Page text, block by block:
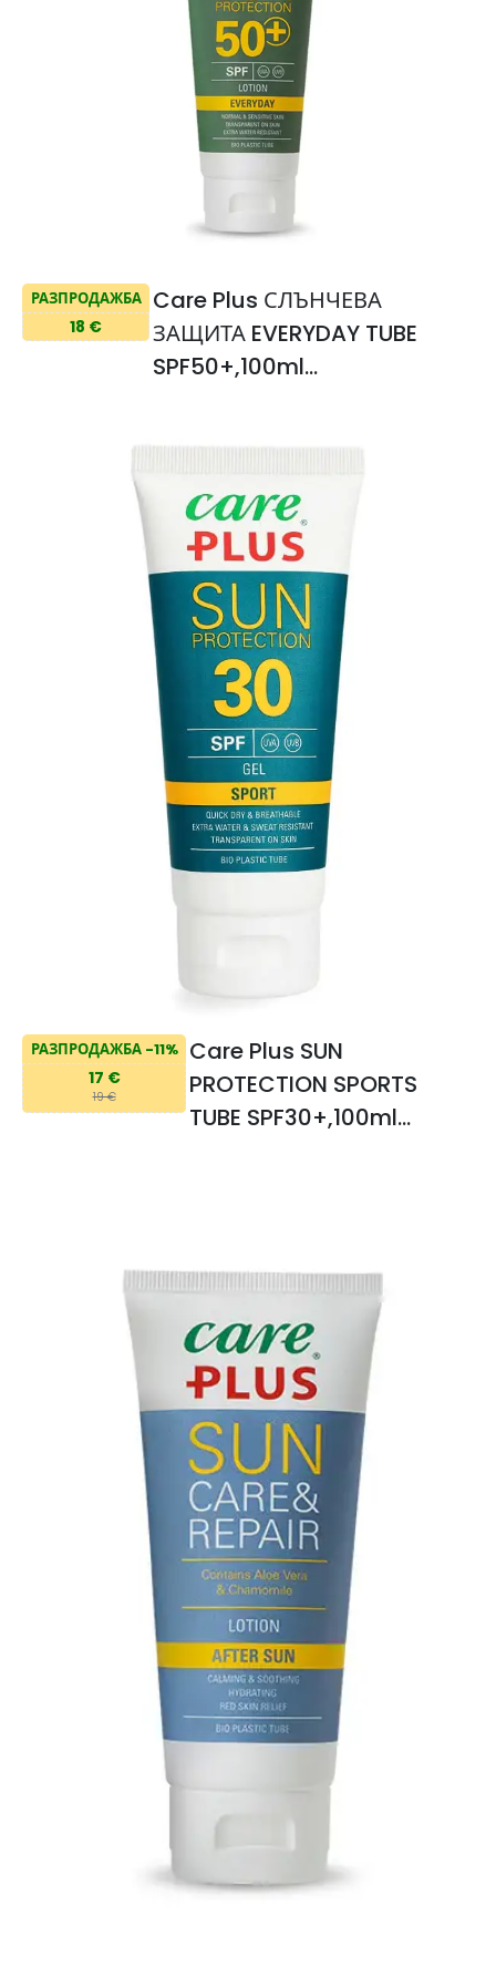
РАЗПРОДАЖБА
18 €
Care Plus СЛЪНЧЕВА
ЗАЩИТА EVERYDAY TUBE
SPF50+,100ml
РАЗПРОДАЖБА -11%
17 €
19 €
Care Plus SUN
PROTECTION SPORTS
TUBE SPF30+,100ml